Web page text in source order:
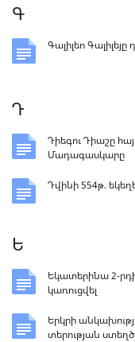
Գ
Գալիլեո
Դ
Դիեգու Դիաշը
Մադագասկարը
Դվինի 554թ.
Ե
Եկատերինա 2-
կառուցվել
Երկրի
տերության